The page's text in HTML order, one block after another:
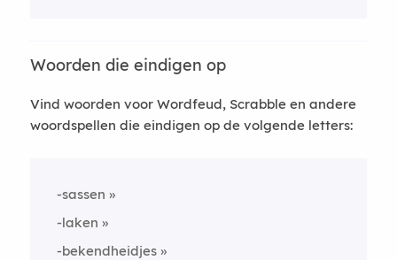
Woorden die eindigen op
Vind woorden voor Wordfeud, Scrabble en andere
woordspellen die eindigen op de volgende letters:
-sassen
-laken
-bekendheidjes